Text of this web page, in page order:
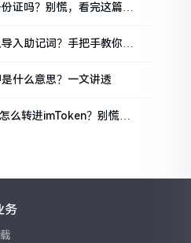
证吗？别慌，看完这篇就
入助记词？手把手教你找
什么意思？一文讲透
么转进imToken？别慌，
务